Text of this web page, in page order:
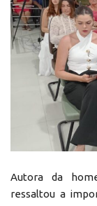
Autora da
ressaltou a